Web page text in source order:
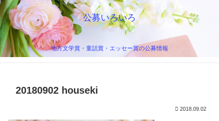
公募いろいろ
地方文学賞・童話賞・エッセー賞の公募情報
20180902 houseki
2018.09.02